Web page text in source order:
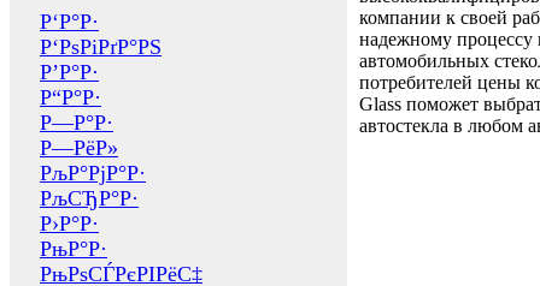
Р‘Р°Р·
Р‘РѕРіРґР°РЅ
Р’Р°Р·
Р“Р°Р·
Р—Р°Р·
Р—РёР»
РљР°РјР°Р·
РљСЂР°Р·
Р›Р°Р·
РњР°Р·
РњРѕСЃРєРІРёС‡
компании к своей
надежному процессу
автомобильных
потребителей цены
Glass поможет
автостекла в любом